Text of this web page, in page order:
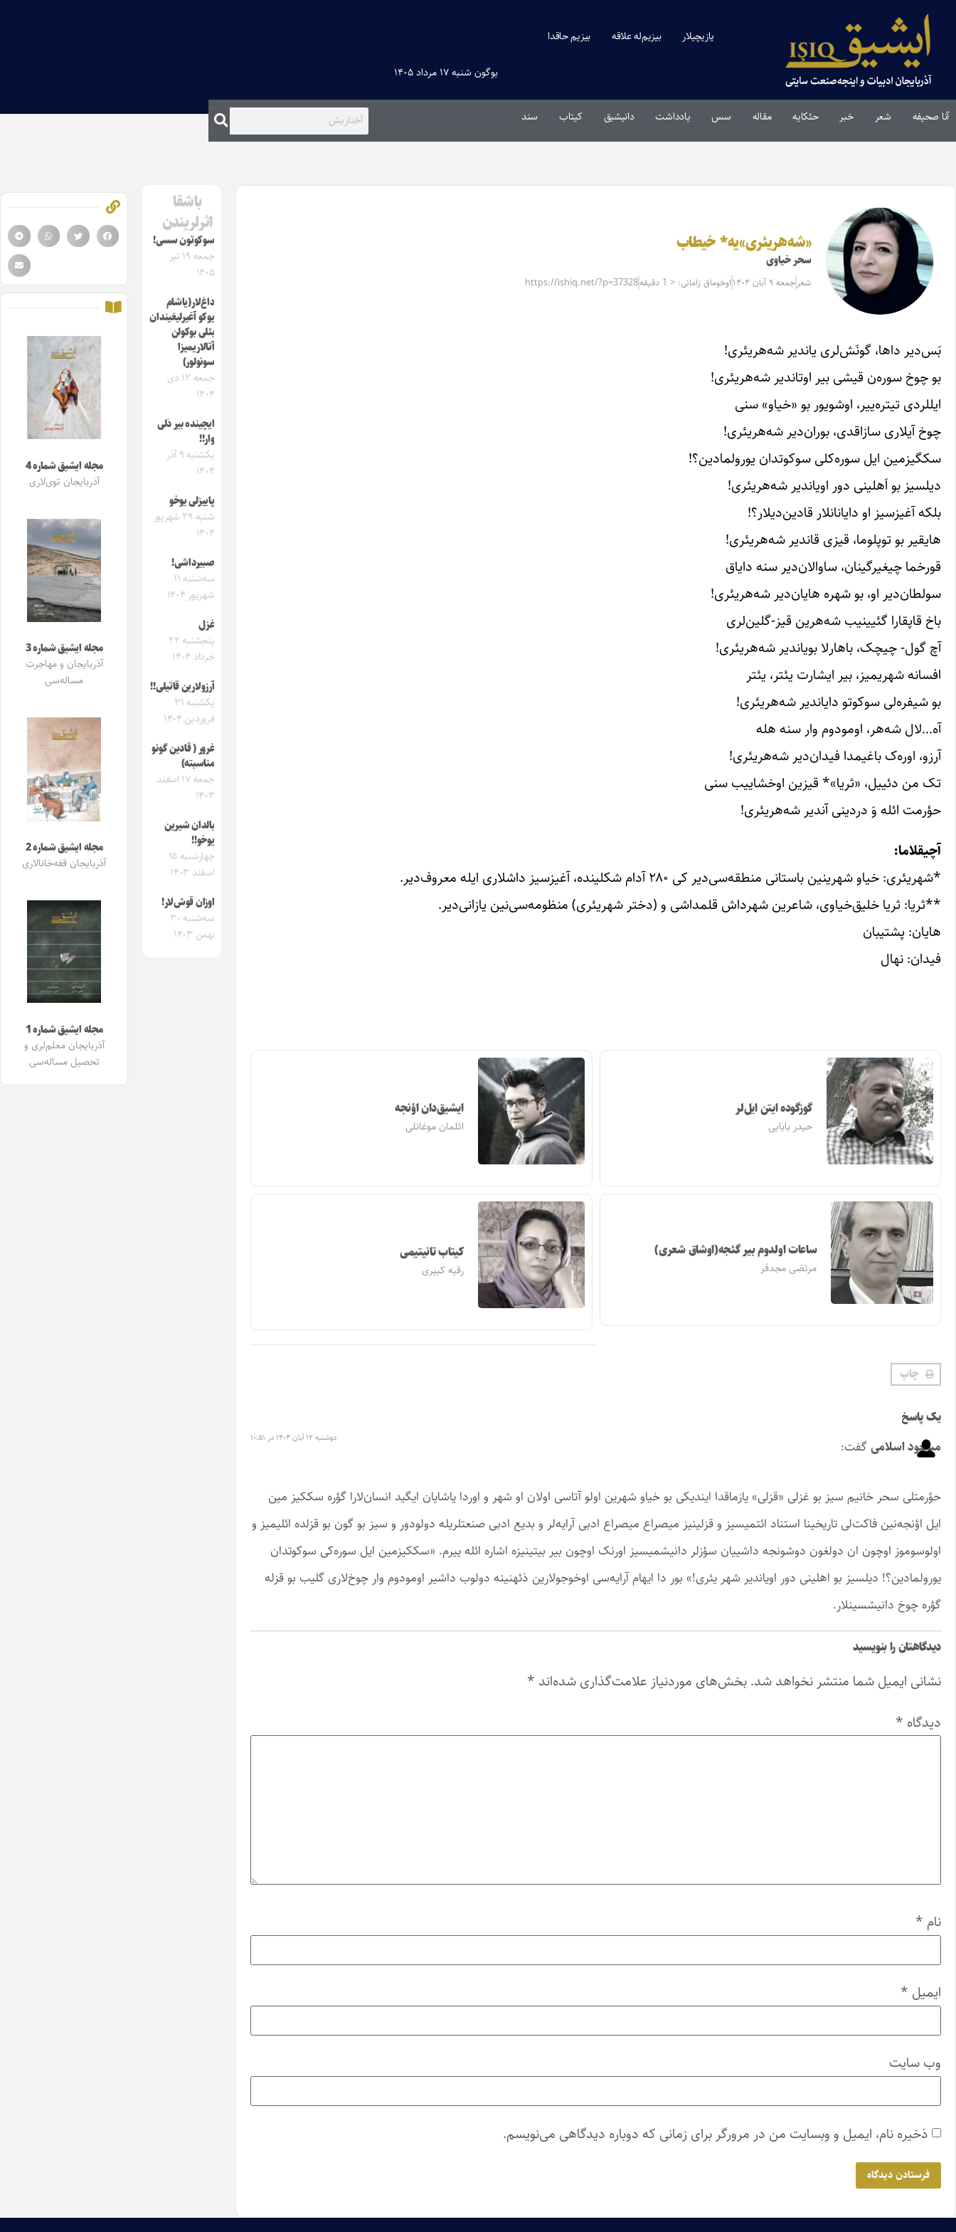
یازیچیلار بیزیم‌له علاقه بیزیم حاقدا
بوگون شنبه ۱۷ مرداد ۱۴۰۵
آنا صحیفه شعر خبر حئکایه مقاله‌ سس یادداشت دانیشیق کیتاب سند
«شه‌هر‌یئری»‌یه* خیطاب
سحر خیاوی
شعر جمعه ۹ آبان ۱۴۰۴ اوخوماق زامانی: < 1 دقیقه https://ishiq.net/?p=37328
بَس‌دیر داها‌، گونَش‌لری یاندیر شه‌هر‌یئری!
بو چوخ سوره‌ن قیشی بیر اوتاندیر شه‌هر‌یئری!
ایللردی تیتره‌ییر، اوشویور بو «خیاو» سنی
چوخ آیلاری سازاقدی، بوران‌دیر شه‌هر‌یئری!
سکگیز‌مین ایل سوره‌کلی سوکوتدان یورولمادین؟!
دیلسیز بو اَهلینی دور اویاندیر شه‌هر‌یئری!
بلکه آغیزسیز او دایانانلار قادین‌دیلار؟!
هایقیر بو توپلوما، قیزی قاندیر شه‌هر‌یئری!
قورخما چیغیرگینان، ساوالان‌دیر سنه دایاق
سولطان‌دیر او، بو شهره هایان‌دیر شه‌هر‌یئری!
باخ قاپقارا گئیینیب شه‌هرین قیز-گلین‌لری
آچ گول- چیچک، باهارلا بویاندیر شه‌هر‌یئری!
افسانه شهریمیز، بیر ایشارت یئتر، یئتر
بو شیفره‌لی سوکوتو دایاندیر شه‌هر‌یئری!
آه…لال شه‌هر، اومودوم وار سنه هله
آرزو، اوره‌ک باغیمدا فیدان‌دیر شه‌هر‌یئری!
تک من دئییل، «ثریا»* قیزین اوخشاییب سنی
حؤرمت ائله وَ دردینی آندیر شه‌هر‌یئری!
آچیقلاما:
*شهریئری: خیاو شهرینین باستانی منطقه‌سی‌دیر کی ۲۸۰ آدام شکلینده، آغیزسیز داشلاری ایله معروف‌دیر.
**‌ثریا: ثریا خلیق‌خیاوی، شاعرین شهرداش قلمداشی و (دختر شهریئری) منظومه‌سی‌نین یازانی‌دیر.
هایان: پشتیبان
فیدان: نهال
گوزگوده ایتن ایل‌لر
حیدر بابایی
ایشیق‌دان اؤنجه
ائلمان موغانلی
ساعات اولدوم بیر گئجه(اوشاق شعری)
مرتضی مجدفر
کیتاب تانیتیمی
رقیه کبیری
چاپ
یک پاسخ
مسعود اسلامیگفت: دوشنبه ۱۲ آبان ۱۴۰۴ در ۱۰:۵۱
حؤرمتلی سحر خانیم سیز بو غزلی «قزلی» یازماقدا ایندیکی بو خیاو شهرین اولو آتاسی اولان او شهر و اوردا یاشایان ایگید انسان‌لارا گؤره سککیز مین
ایل اؤنجه‌نین فاکت‌لی تاریخینا استناد ائتمیسیز و قزلینیز میصراع میصراع ادبی آرایه‌لر و بدیع ادبی صنعتلریله دولودور و سیز بو گون بو قزلده ائلیمیز و
اولوسوموز اوچون ان دولغون دوشونجه داشییان سؤزلر دانیشمیسیز اورنک اوچون بیر بیتینیزه اشاره ائله ییرم. «سککیزمین ایل سوره‌کی سوکوتدان
یورولمادین؟! دیلسیز بو اهلینی دور اویاندیر شهر یئری!» بور دا ایهام آرایه‌سی اوخوجولارین ذئهنینه دولوب داشیر اومودوم وار چوخ‌لاری گلیب بو قزله
گؤره چوخ دانیشسینلار.
دیدگاهتان را بنویسید
نشانی ایمیل شما منتشر نخواهد شد. بخش‌های موردنیاز علامت‌گذاری شده‌اند *
دیدگاه *
نام *
ایمیل *
وب‌ سایت
ذخیره نام، ایمیل و وبسایت من در مرورگر برای زمانی که دوباره دیدگاهی می‌نویسم.
باشقا
اثرلریندن
سوکوتون سسی!
جمعه ۱۹ تیر
۱۴۰۵
داغ‌لار(یاشام
یوکو آغیرلیغیندان
بئلی بوکولن
آتالاریمیزا
سونولور)
جمعه ۱۲ دی
۱۴۰۴
ایچینده بیر دَلی
وار!!
یکشنبه ۹ آذر
۱۴۰۴
پاییزلی یوخو
شنبه ۲۹ شهریور
۱۴۰۴
صبیرداشی!
سه‌شنبه ۱۱
شهریور ۱۴۰۴
غزل
پنجشنبه ۲۲
خرداد ۱۴۰۴
آرزولارین قاتیلی!!
یکشنبه ۳۱
فروردین ۱۴۰۴
غرور ( قادین گونو
مناسبته)
جمعه ۱۷ اسفند
۱۴۰۳
بالدان شیرین
یوخو!!
چهارشنبه ۱۵
اسفند ۱۴۰۳
اوزان قوش‌‌لار!
سه‌شنبه ۳۰
بهمن ۱۴۰۳
مجله ایشیق شماره 4
آذربایجان توی‌لاری
مجله ایشیق شماره 3
آذربایجان و مهاجرت
مساله‌سی
مجله ایشیق شماره 2
آذربایجان قفه‌خانالاری
مجله ایشیق شماره 1
آذربایجان معلم‌لری و
تحصیل مساله‌سی